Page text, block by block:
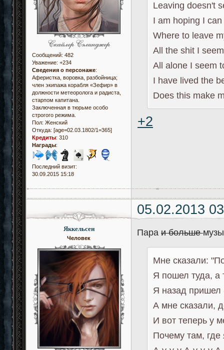
Сообщений: 482
Уважение: +234
Сведения о персонаже:
Аферистка, воровка, разбойница;
член экипажа корабля «Зефир» в
должности метеоролога и радиста,
старпом капитана.
Заключенная в тюрьме особо
строгого режима.
Пол: Женский
Откуда: [age=02.03.1802/1=365]
Кредиты: 310
Награды:
Последний визит:
30.09.2015 15:18
Leaving doesn't
I am hoping I can
Where to leave
All the shit I
All alone I seem
I have lived the
Does this make
+2
05.02.2013
Яккельсен
Человек
Параи больше
Мне сказали:
Я пошел туда, а
Я назад пришел
А мне сказали,
И вот теперь у
Почему там, где